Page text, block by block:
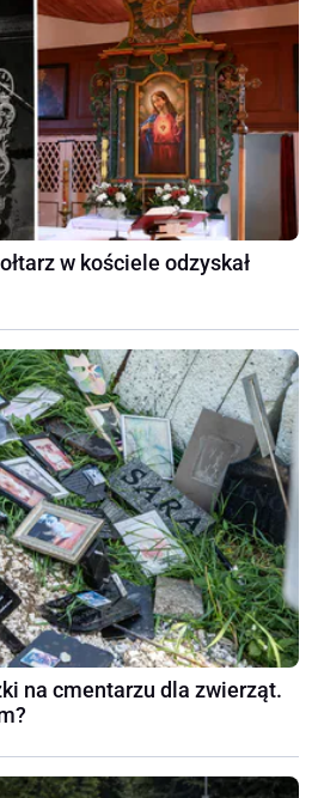
w kościele odzyskał
na cmentarzu dla zwierząt.